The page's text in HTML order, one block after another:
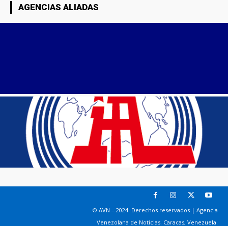
AGENCIAS ALIADAS
© AVN – 2024. Derechos reservados | Agencia
Venezolana de Noticias. Caracas, Venezuela.